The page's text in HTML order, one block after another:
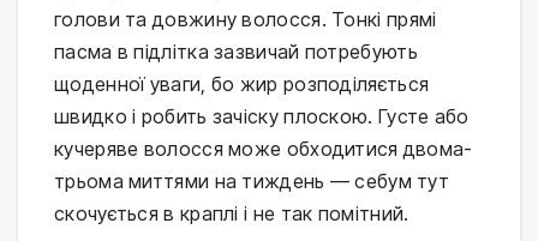
голови та довжину волосся. Тонкі прямі
пасма в підлітка зазвичай потребують
щоденної уваги, бо жир розподіляється
швидко і робить зачіску плоскою. Густе або
кучеряве волосся може обходитися двома-
трьома миттями на тиждень — себум тут
скочується в краплі і не так помітний.